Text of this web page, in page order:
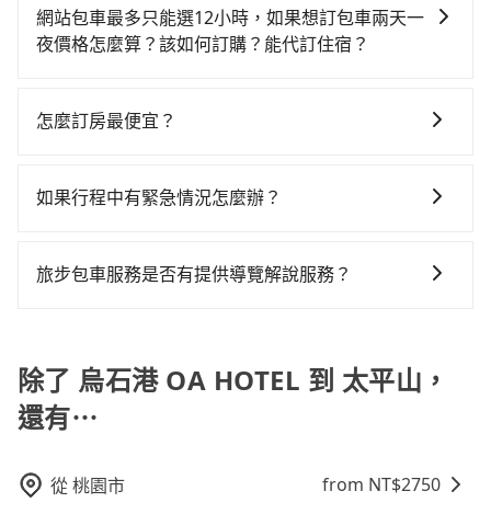
Vios這類乘坐體驗較差的車款，如果人數超過四位，更
是沒有較大的七人座或九人座可供選擇，而且無人租車
都好像在開樂透一樣。另外，偶爾也會遇到明明已經預
客的人來說就有不小的風險。最後，雖然路邊隨租隨還
天或者載行李時，就顯得非常不便。
100倍之多。再加上宜蘭縣有些計程車司機不按錶計費，
約有47%會採現場議價，建議最好先上網預約，以免當
不跳錶計費的風險，如你們人數在五人以上，分坐兩台
地方，只要是長途交通且途中遵守台灣法律，無論是清
明掃墓、包車旅遊、參加喜宴/喪禮、就醫回診、登山露
或者任何跨縣市接送的需求，tripool都能滿足你。乘車
寄出電子收據。
網站包車最多只能選12小時，如果想訂包車兩天一
夜價格怎麼算？該如何訂購？能代訂住宿？
需要連續兩天的包車服務，可以在官網上分開預定兩天
怎麼訂房最便宜？
OTA (online travel agent) 來完成，除了可以快速依據
會員或者使用特定的信用卡，還可以累積點數做現金回
完後預定就完成，事先不用電話確認空房，事後也不用
告知付款完畢，一切都能在網路上操作。但有些較冷門
或規模較小的飯店，有可能再多平台同時上架而發生超
在預定時要不選擇評分高、評論多的飯店，不然就是還
如果行程中有緊急情況怎麼辦？
旅步包車服務是否有提供導覽解說服務？
booking@tripool.app聯繫我們，將有專人協助回覆確
認是否能協助安排。
除了 烏石港 OA HOTEL 到 太平山，
還有⋯
從桃園市 from NT$2750